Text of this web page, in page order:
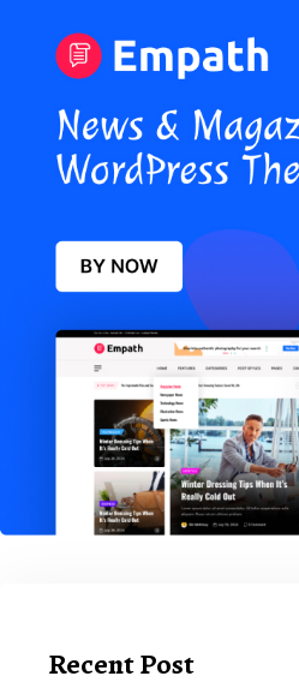
Recent Post